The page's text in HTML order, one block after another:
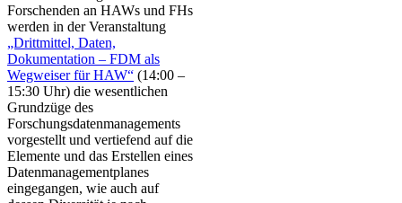
Forschenden an HAWs und FHs
werden in der Veranstaltung
„Drittmittel, Daten,
Dokumentation – FDM als
Wegweiser für HAW“​ (14:00 –
15:30 Uhr) die wesentlichen
Grundzüge des
Forschungsdatenmanagements
vorgestellt und vertiefend auf die
Elemente und das Erstellen eines
Datenmanagementplanes
eingegangen, wie auch auf